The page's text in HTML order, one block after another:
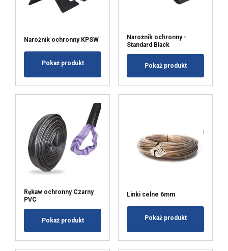
Narożnik ochronny KPSW
Pokaż produkt
Narożnik ochronny -
Standard Black
Pokaż produkt
Rękaw ochronny Czarny
PVC
Pokaż produkt
Linki celne 6mm
Pokaż produkt
Niesklasyfikowane
AKCEPTUJ WSZYSTKIE
ODRZUĆ WSZYSTKIE
POKAŻ SZCZEGÓŁY